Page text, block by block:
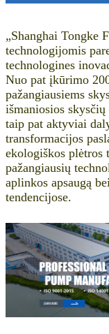
„Shanghai Tongke
technologijomis
technologines
Nuo pat įkūrimo
pažangiausiems
išmaniosios
taip pat aktyviai
transformacijos
ekologiškos plėtros
pažangiausių
aplinkos apsaugą
tendencijose.